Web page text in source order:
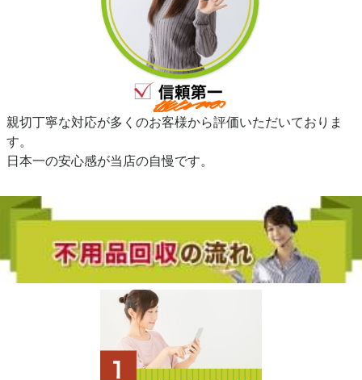
親切丁寧な対応が多くのお客様から評価いただいておりま
す。
日本一の安心感が当店の自慢です。